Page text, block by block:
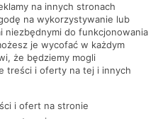
na innych stronach
na wykorzystywanie lub
niezbędnymi do funkcjonowania
je wycofać w każdym
że będziemy mogli
treści i oferty na tej i innych
i ofert na stronie